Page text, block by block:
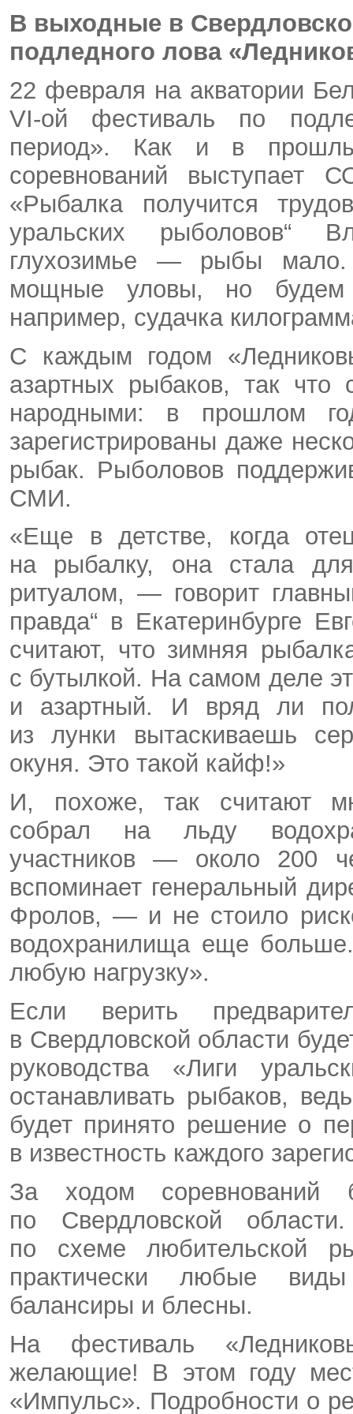
В выходные в
подледного лова
22 февраля на акватории
VI-ой фестиваль по
период». Как и в
соревнований выступает
«Рыбалка получится
уральских рыболовов“
глухозимье — рыбы
мощные уловы, но будем
например, судачка
С каждым годом
азартных рыбаков, так что
народными: в прошлом
зарегистрированы даже
рыбак. Рыболовов
СМИ.
«Еще в детстве, когда
на рыбалку, она стала
ритуалом, — говорит
правда“ в Екатеринбурге
считают, что зимняя
с бутылкой. На самом деле
и азартный. И вряд ли
из лунки вытаскиваешь
окуня. Это такой кайф!»
И, похоже, так считают
собрал на льду
участников — около 200
вспоминает генеральный
Фролов, — и не стоило
водохранилища еще
любую нагрузку».
Если верить
в Свердловской области
руководства «Лиги
останавливать рыбаков,
будет принято решение о
в известность каждого
За ходом
по Свердловской
по схеме любительской
практически любые
балансиры и блесны.
На фестиваль
желающие! В этом году
«Импульс». Подробности о